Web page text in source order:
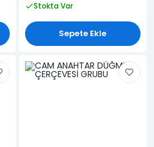
Stokta Var
Sepete Ekle